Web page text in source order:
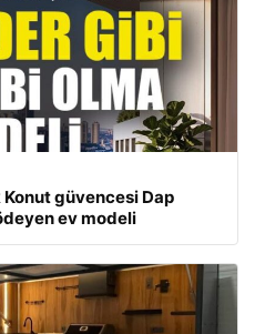
Konut güvencesi Dap
ev modeli